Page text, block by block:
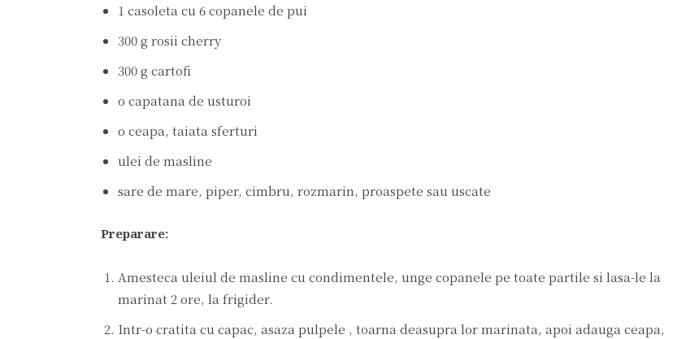
1 casoleta cu 6 copanele de pui
300 g rosii cherry
300 g cartofi
o capatana de usturoi
o ceapa, taiata sferturi
ulei de masline
sare de mare, piper, cimbru, rozmarin, proaspete sau uscate
Preparare:
Amesteca uleiul de masline cu condimentele, unge copanele pe toate partile si lasa-le la
marinat 2 ore, la frigider.
Intr-o cratita cu capac, asaza pulpele , toarna deasupra lor marinata, apoi adauga ceapa,